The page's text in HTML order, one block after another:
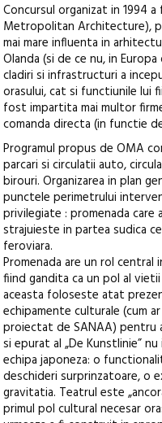
Concursul organizat in 1994
Metropolitan Architecture),
mai mare influenta in
Olanda (si de ce nu, in
cladiri si infrastructuri a
orasului, cat si functiunile lui
fost impartita mai multor
comanda directa (in functie
Programul propus de OMA
parcari si circulatii auto,
birouri. Organizarea in plan
punctele perimetrului
privilegiate : promenada care
strajuieste in partea sudica
feroviara.
Promenada are un rol
fiind gandita ca un pol al
aceasta foloseste atat
echipamente culturale (cum
proiectat de SANAA) pentru
si epurat al „De Kunstlinie”
echipa japoneza: o
deschideri surprinzatoare, o
gravitatia. Teatrul este
primul pol cultural necesar